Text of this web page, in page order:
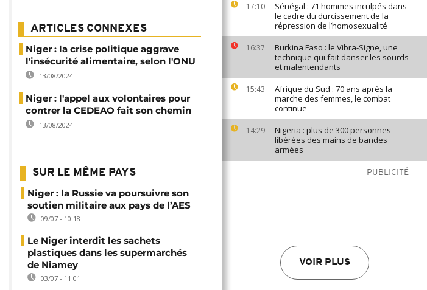
17:10
Sénégal : 71 hommes inculpés dans
le cadre du durcissement de la
répression de l’homosexualité
16:37
Burkina Faso : le Vibra-Signe, une
technique qui fait danser les sourds
et malentendants
15:43
Afrique du Sud : 70 ans après la
marche des femmes, le combat
continue
14:29
Nigeria : plus de 300 personnes
libérées des mains de bandes
armées
PUBLICITÉ
VOIR PLUS
ARTICLES CONNEXES
Niger : la crise politique aggrave
l'insécurité alimentaire, selon l'ONU
13/08/2024
Niger : l'appel aux volontaires pour
contrer la CEDEAO fait son chemin
13/08/2024
SUR LE MÊME PAYS
Niger : la Russie va poursuivre son
soutien militaire aux pays de l’AES
09/07 - 10:18
Le Niger interdit les sachets
plastiques dans les supermarchés
de Niamey
03/07 - 11:01